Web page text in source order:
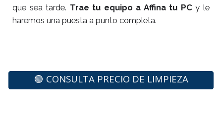
que sea tarde. Trae tu equipo a Affina tu PCy le
haremos una puesta a punto completa.
🟢 CONSULTA PRECIO DE LIMPIEZA